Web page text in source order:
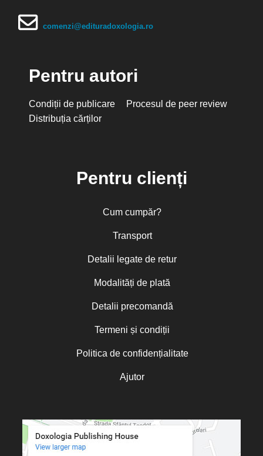
comenzi@edituradoxologia.ro
Pentru autori
Condiții de publicare
Procesul de peer review
Distribuția cărților
Pentru clienți
Cum cumpăr?
Transport
Detalii legate de retur
Modalități de plată
Detalii precomandă
Termeni și condiții
Politica de confidențialitate
Ajutor